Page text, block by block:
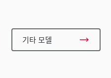
기타 모델